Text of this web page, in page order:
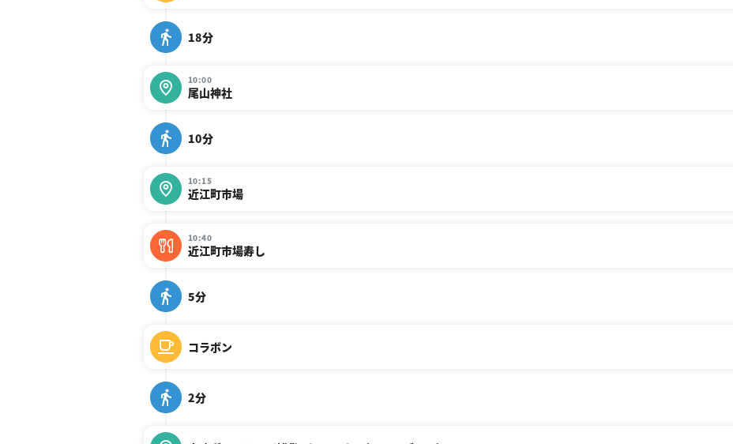
18分
10:00
尾山神社
10分
10:15
近江町市場
10:40
近江町市場寿し
5分
コラボン
2分